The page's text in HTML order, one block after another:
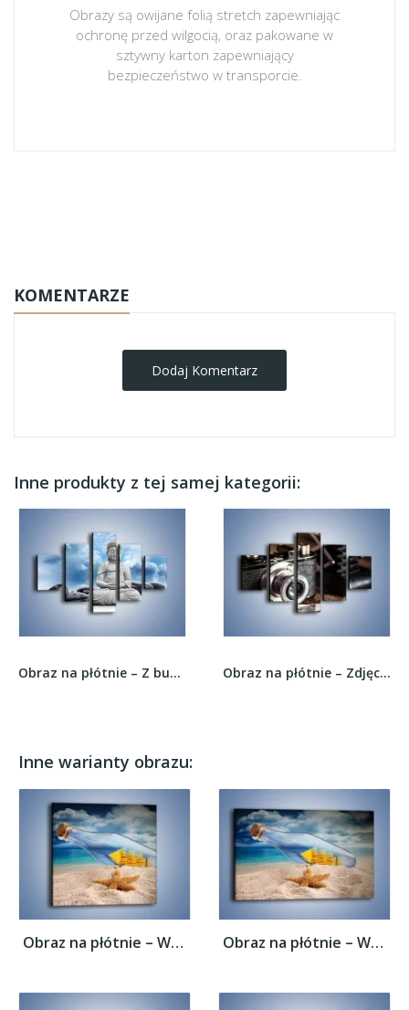
Obrazy są owijane folią stretch zapewniając
ochronę przed wilgocią, oraz pakowane w
sztywny karton zapewniający
bezpieczeństwo w transporcie.
KOMENTARZE
Dodaj Komentarz
Inne produkty z tej samej kategorii:
Obraz na płótnie – Z buddą w stronę nieba –... Obraz na płótnie – Zdjęcia wywołane z aparatu –...
Inne warianty obrazu:
Obraz na płótnie – Wspomnienia znad morza... Obraz na płótnie – Wspomnienia znad morza...